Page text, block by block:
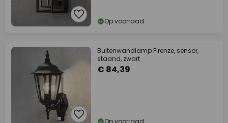
Op voorraad
Buitenwandlamp Firenze, sensor,
staand, zwart
€ 84,39
Op voorraad